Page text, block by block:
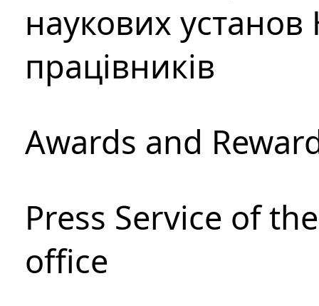
наукових установ
працівників
Awards and
Press Service of
office